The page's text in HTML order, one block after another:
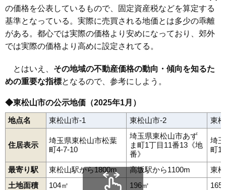
の価格を公表しているもので、固定資産税などを算定する
基準となっている。実際に売買される地価とは多少の乖離
がある。都心では実際の価格より安めになっており、郊外
では実際の価格より高めに設定されてる。
とはいえ、 その地域の不動産価格の動向・傾向を知るた
めの重要な指標となるので、参考にしよう。
◆東松山市の公示地価（2025年1月）
地点名 東松山市-1 東松山市-2 東
住居表示
埼玉県東松山市松葉
町4-7-10
埼玉県東松山市あず
ま町1丁目11番13《地
番》
埼
町
最寄り駅 東松山駅から1800m 高坂駅から1100m
東
土地面積
104㎡ 196㎡ 165
上野本毛塚 小松原町五領町材木町幸町沢口町 下青鳥 下唐子
下野本正代 新郷 新宿町神明町 高坂田木殿山町西本宿 野田
早俣東平日吉町古凍本町松葉町松本町松山松山町美土里町
宮鼻
元宿 箭弓町 山崎町 六軒町 若松町あずま町
高坂駅東松山駅